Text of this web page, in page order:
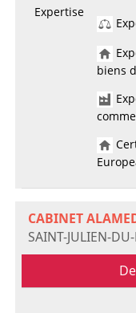
Expertise
biens
CABINET
SAINT-JULIEN-